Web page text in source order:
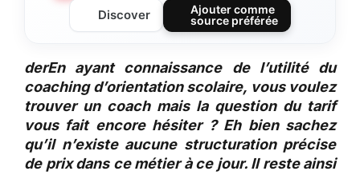
Discover
Ajouter comme
source préférée
derEn ayant connaissance de l’utilité du
coaching d’orientation scolaire, vous voulez
trouver un coach mais la question du tarif
vous fait encore hésiter ? Eh bien sachez
qu’il n’existe aucune structuration précise
de prix dans ce métier à ce jour. Il reste ainsi